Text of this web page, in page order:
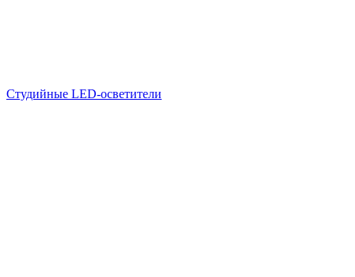
Студийные LED-осветители